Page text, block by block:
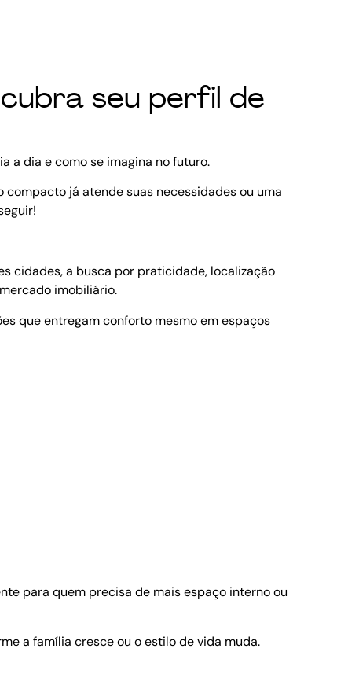
seu perfil de
a dia e como se imagina no futuro.
já atende suas necessidades ou uma
cidades, a busca por praticidade, localização
imobiliário.
que entregam conforto mesmo em espaços
para quem precisa de mais espaço interno ou
a família cresce ou o estilo de vida muda.